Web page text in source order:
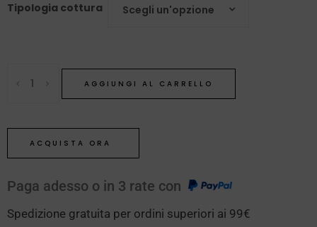
Tipologia cottura Scegli un'opzione
AGGIUNGI AL CARRELLO
ACQUISTA ORA
Paga adesso o in 3 rate con
Spedizione gratuita per ordini superiori ai 99€